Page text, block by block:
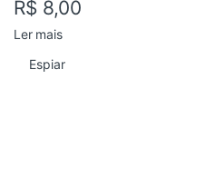
R$ 8,00
Ler mais
Espiar